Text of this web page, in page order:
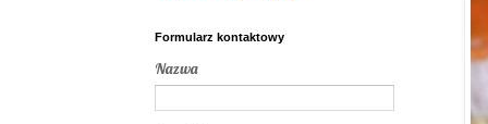
Formularz kontaktowy
Nazwa